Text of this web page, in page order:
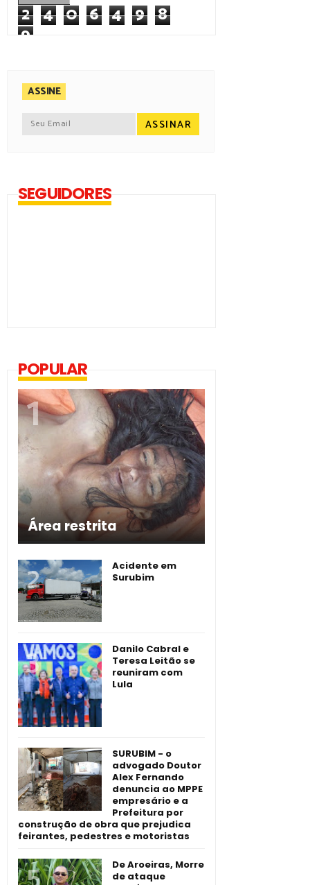
2 4 0 6 4 9 8
9
ASSINE
SEGUIDORES
POPULAR
Área restrita
Acidente em
Surubim
Danilo Cabral e
Teresa Leitão se
reuniram com
Lula
SURUBIM - o
advogado Doutor
Alex Fernando
denuncia ao MPPE
empresário e a
Prefeitura por
construção de obra que prejudica
feirantes, pedestres e motoristas
De Aroeiras, Morre
de ataque